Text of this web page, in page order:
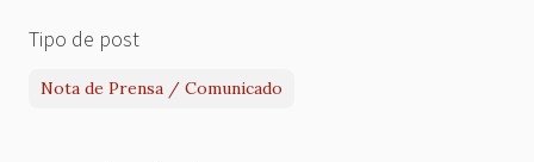
Tipo de post
Nota de Prensa / Comunicado